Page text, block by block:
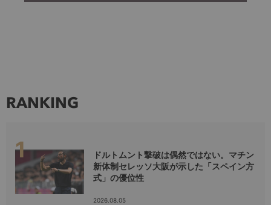
RANKING
ドルトムント撃破は偶然ではない。マチン
新体制セレッソ大阪が示した「スペイン方
式」の優位性
2026.08.05